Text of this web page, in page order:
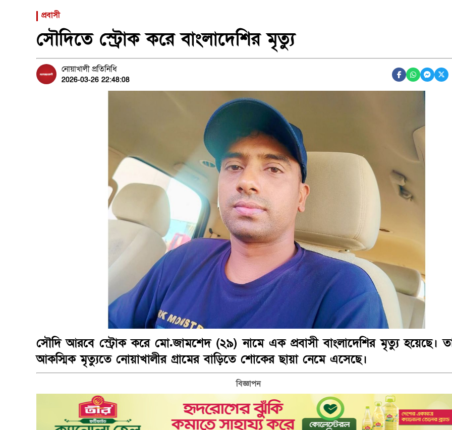
প্রবাসী
সৌদিতে স্ট্রোক করে বাংলাদেশির মৃত্যু
নোয়াখালী প্রতিনিধি
2026-03-26 22:48:08
সৌদি আরবে স্ট্রোক করে মো.জামশেদ (২৯) নামে এক প্রবাসী বাংলাদেশির মৃত্যু হয়েছে।
আকস্মিক মৃত্যুতে নোয়াখালীর গ্রামের বাড়িতে শোকের ছায়া নেমে এসেছে।
বিজ্ঞাপন